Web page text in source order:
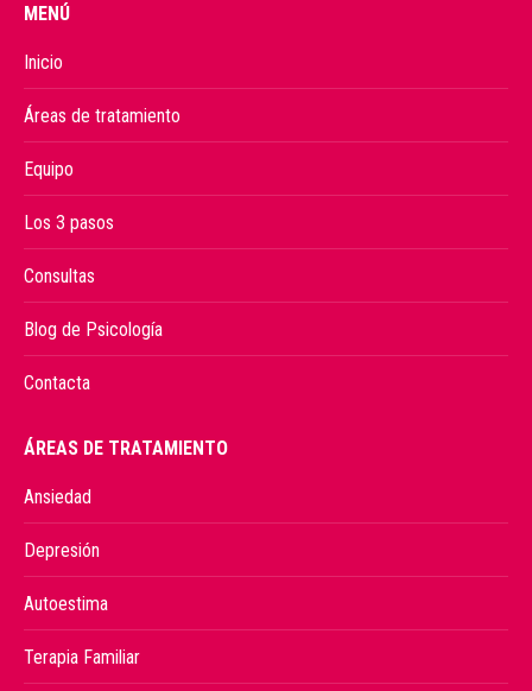
MENÚ
Inicio
Áreas de tratamiento
Equipo
Los 3 pasos
Consultas
Blog de Psicología
Contacta
ÁREAS DE TRATAMIENTO
Ansiedad
Depresión
Autoestima
Terapia Familiar